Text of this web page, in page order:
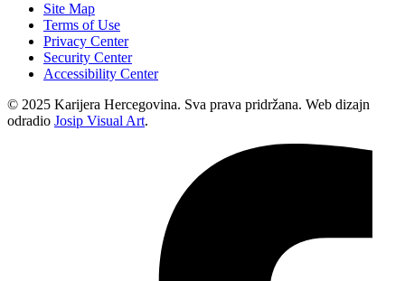
Site Map
Terms of Use
Privacy Center
Security Center
Accessibility Center
© 2025 Karijera Hercegovina. Sva prava pridržana. Web dizajn
odradio Josip Visual Art.